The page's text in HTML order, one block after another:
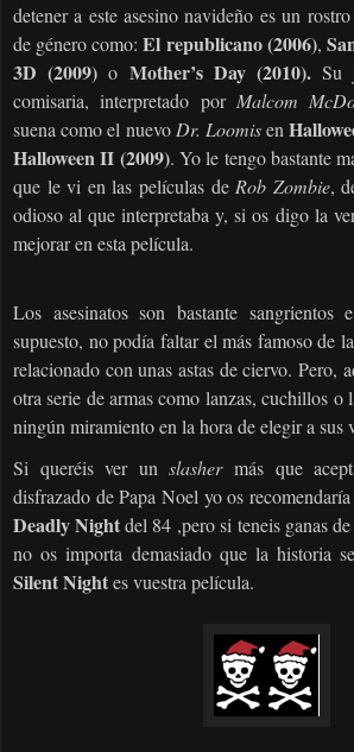
detener a este asesino navideño es un
de género como:El republicano (2006),
3D (2009) o Mother’s Day (2010).Su
comisaria, interpretado por Malcom
suena como el nuevo Dr. Loomisen
Halloween II (2009). Yo le tengo bastante
que le vi en las películas de Rob Zombie,
odioso al que interpretaba y, si os digo la
mejorar en esta película.
Los asesinatos son bastante sangrientos
supuesto, no podía faltar el más famoso de
relacionado con unas astas de ciervo. Pero,
otra serie de armas como lanzas, cuchillos o
ningún miramiento en la hora de elegir a sus
Si queréis ver unslashermás que
disfrazado de Papa Noel yo os
Deadly Nightdel 84 ,pero si teneis ganas
no os importa demasiado que la historia
Silent Nightes vuestra película.